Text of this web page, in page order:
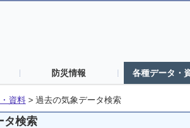
防災情報 各種データ・
資料 > 過去の気象データ検索
タ検索